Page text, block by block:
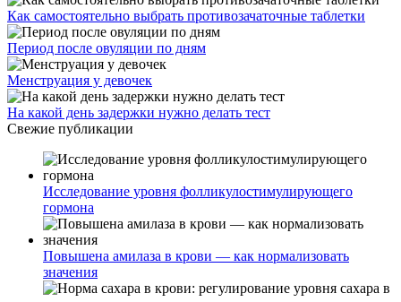
Как самостоятельно выбрать противозачаточные таблетки
Период после овуляции по дням
Менструация у девочек
На какой день задержки нужно делать тест
Свежие публикации
Исследование уровня фолликулостимулирующего
гормона
Повышена амилаза в крови — как нормализовать
значения